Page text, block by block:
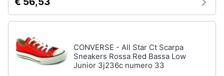
CONVERSE - All Star Ct Scarpa
Sneakers Rossa Red Bassa Low
Junior 3j236c numero 33